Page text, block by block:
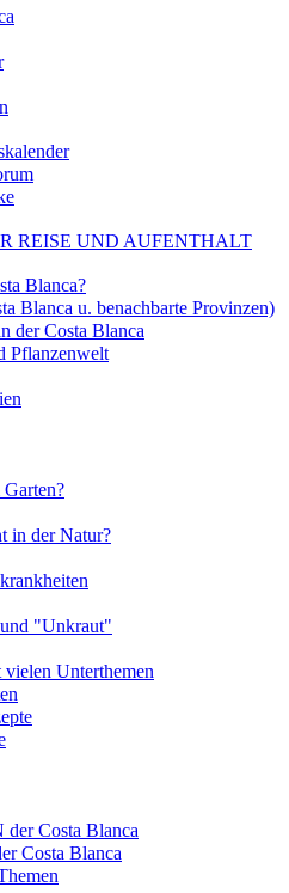
REISE UND AUFENTHALT
Blanca?
Blanca u. benachbarte Provinzen)
der Costa Blanca
Pflanzenwelt
in der Natur?
"Unkraut"
Unterthemen
Costa Blanca
Costa Blanca